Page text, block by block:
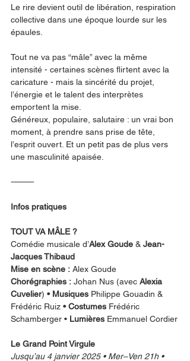
Le rire devient outil de libération, respiration
collective dans une époque lourde sur les
épaules.
Tout ne va pas “mâle” avec la même
intensité - certaines scènes flirtent avec la
caricature - mais la sincérité du projet,
l’énergie et le talent des interprètes
emportent la mise.
Généreux, populaire, salutaire : un vrai bon
moment, à prendre sans prise de tête,
l’esprit ouvert. Et un petit pas de plus vers
une masculinité apaisée.
⸻
Infos pratiques
TOUT VA MÂLE ?
Comédie musicale d’Alex Goude & Jean-
Jacques Thibaud
Mise en scène : Alex Goude
Chorégraphies : Johan Nus (avec Alexia
Cuvelier) • Musiques Philippe Gouadin &
Frédéric Ruiz • Costumes Frédéric
Schamberger • Lumières Emmanuel Cordier
Le Grand Point Virgule
Jusqu’au 4 janvier 2025 • Mer–Ven 21h •